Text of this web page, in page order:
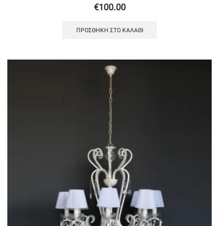
€100.00
ΠΡΟΣΘΉΚΗ ΣΤΟ ΚΑΛΆΘΙ